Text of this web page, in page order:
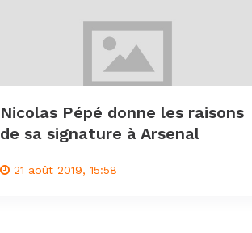
Nicolas Pépé donne les raisons
de sa signature à Arsenal
21 août 2019, 15:58